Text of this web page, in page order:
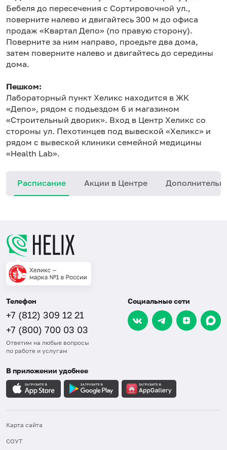
Бебеля до пересечения с Сортировочной ул.,
поверните налево и двигайтесь 300 м до офиса
продаж «Квартал Депо» (по правую сторону).
Поверните за ним направо, проедьте два дома,
затем поверните налево и двигайтесь до середины
дома.
Пешком:
Лабораторный пункт Хеликс находится в ЖК
«Депо», рядом с подьездом 6 и магазином
«Строительный дворик». Вход в Центр Хеликс со
стороны ул. Пехотинцев под вывеской «Хеликс» и
рядом с вывеской клиники семейной медицины
«Health Lab».
Расписание Акции в Центре
Телефон
+7 (812) 309 12 21
+7 (800) 700 03 03
Ответим на любые вопросы
по работе и услугам
Социальные сети
В приложении удобнее
Карта сайта
СОУТ